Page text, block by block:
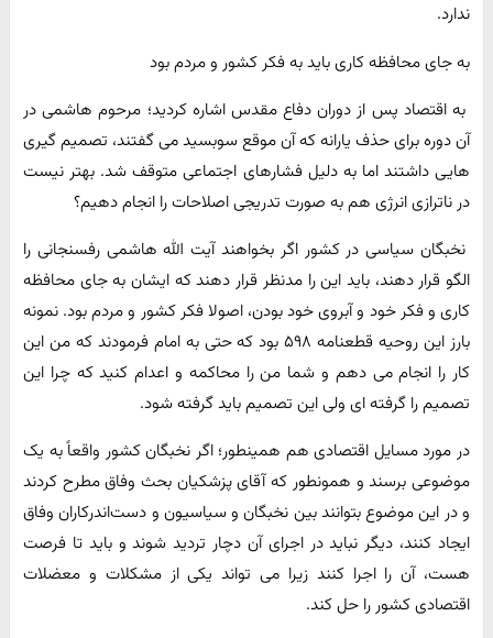
ندارد.
به جای محافظه کاری باید به فکر کشور و مردم بود
به اقتصاد پس از دوران دفاع مقدس اشاره کردید؛ مرحوم هاشمی در
آن دوره برای حذف یارانه که آن موقع سوبسید می گفتند، تصمیم گیری
هایی داشتند اما به دلیل فشارهای اجتماعی متوقف شد. بهتر نیست
در ناترازی انرژی هم به صورت تدریجی اصلاحات را انجام دهیم؟
نخبگان سیاسی در کشور اگر بخواهند آیت الله هاشمی رفسنجانی را
الگو قرار دهند، باید این را مدنظر قرار دهند که ایشان به جای محافظه
کاری و فکر خود و آبروی خود بودن، اصولا فکر کشور و مردم بود. نمونه
بارز این روحیه قطعنامه ۵۹۸ بود که حتی به امام فرمودند که من این
کار را انجام می دهم و شما من را محاکمه و اعدام کنید که چرا این
تصمیم را گرفته ای ولی این تصمیم باید گرفته شود.
در مورد مسایل اقتصادی هم همینطور؛ اگر نخبگان کشور واقعاً به یک
موضوعی برسند و همونطور که آقای پزشکیان بحث وفاق مطرح کردند
و در این موضوع بتوانند بین نخبگان و سیاسیون و دست‌اندرکاران وفاق
ایجاد کنند، دیگر نباید در اجرای آن دچار تردید شوند و باید تا فرصت
هست، آن را اجرا کنند زیرا می تواند یکی از مشکلات و معضلات
اقتصادی کشور را حل کند.